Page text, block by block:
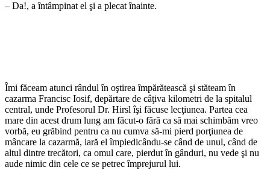
– Da!, a întâmpinat el şi a plecat îna­inte.
Îmi făceam atunci rândul în oştirea împărătească şi stăteam în
cazarma Francisc Iosif, depărtare de câţiva kilometri de la spitalul
central, unde Profesorul Dr. Hirsl îşi făcuse lecţiunea. Partea cea
mare din acest drum lung am făcut-o fără ca să mai schimbăm vreo
vorbă, eu grăbind pentru ca nu cumva să-mi pierd porţiunea de
mâncare la cazarmă, iară el împiedicându-se când de unul, când de
altul dintre trecători, ca omul care, pierdut în gânduri, nu vede şi nu
aude nimic din cele ce se petrec împrejurul lui.